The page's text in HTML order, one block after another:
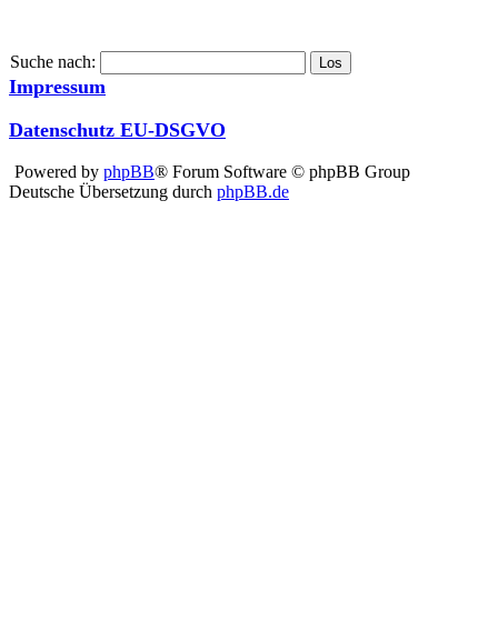
Suche nach:
Impressum
Datenschutz EU-DSGVO
Powered by phpBB® Forum Software © phpBB Group
Deutsche Übersetzung durch phpBB.de